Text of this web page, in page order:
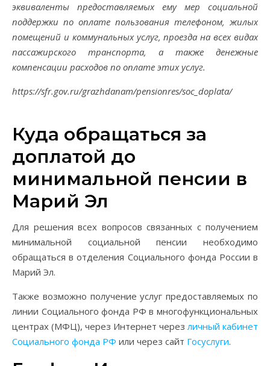
эквиваленты предоставляемых ему мер социальной
поддержки по оплате пользования телефоном, жилых
помещений и коммунальных услуг, проезда на всех видах
пассажирского транспорта, а также денежные
компенсации расходов по оплате этих услуг.
https://sfr.gov.ru/grazhdanam/pensionres/soc_doplata/
Куда обращаться за
доплатой до
минимальной пенсии в
Марий Эл
Для решения всех вопросов связанных с получением
минимальной социальной пенсии необходимо
обращаться в отделения Социального фонда России в
Марий Эл.
Также возможно получение услуг предоставляемых по
линии Социального фонда РФ в многофункциональных
центрах (МФЦ), через Интернет черезличный кабинет
Социального фонда РФ или через сайт Госуслуги.